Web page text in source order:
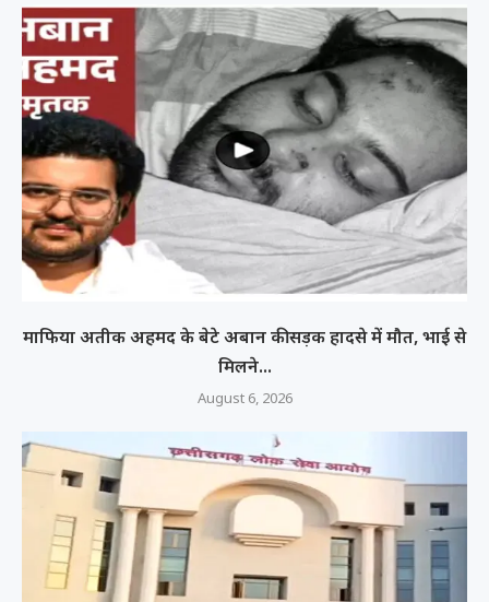
माफिया अतीक अहमद के बेटे अबान की सड़क हादसे में मौत, भाई से
मिलने...
August 6, 2026